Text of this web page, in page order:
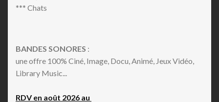
*** Chats
BANDES SONORES :
une offre 100% Ciné, Image, Docu, Animé, Jeux Vidéo,
Library Music...
RDV en août 2026 au